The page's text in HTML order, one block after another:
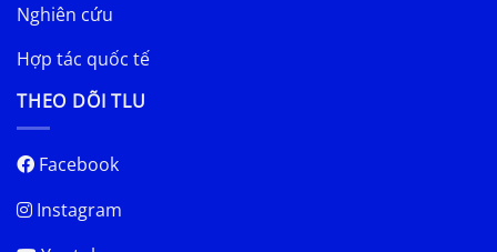
Nghiên cứu
Hợp tác quốc tế
THEO DÕI TLU
Facebook
Instagram